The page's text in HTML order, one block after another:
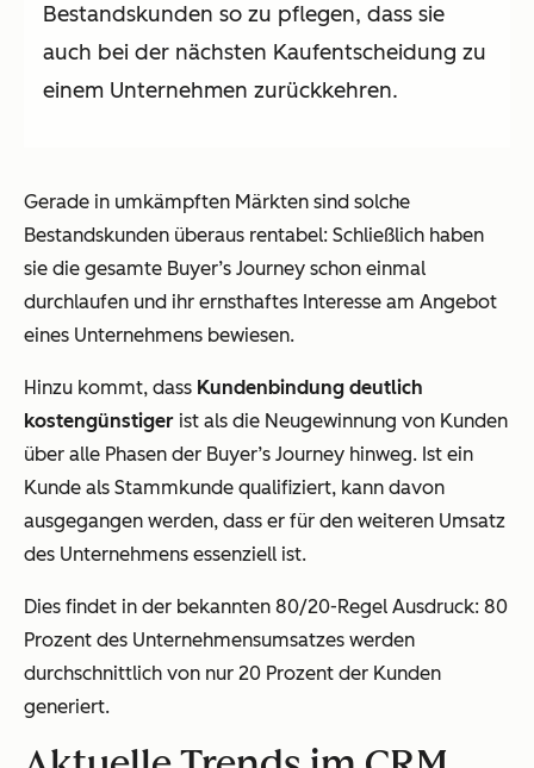
Bestandskunden so zu pflegen, dass sie
auch bei der nächsten Kaufentscheidung zu
einem Unternehmen zurückkehren.
Gerade in umkämpften Märkten sind solche
Bestandskunden überaus rentabel: Schließlich haben
sie die gesamte Buyer’s Journey schon einmal
durchlaufen und ihr ernsthaftes Interesse am Angebot
eines Unternehmens bewiesen.
Hinzu kommt, dass Kundenbindung deutlich
kostengünstiger ist als die Neugewinnung von Kunden
über alle Phasen der Buyer’s Journey hinweg. Ist ein
Kunde als Stammkunde qualifiziert, kann davon
ausgegangen werden, dass er für den weiteren Umsatz
des Unternehmens essenziell ist.
Dies findet in der bekannten 80/20-Regel Ausdruck: 80
Prozent des Unternehmensumsatzes werden
durchschnittlich von nur 20 Prozent der Kunden
generiert.